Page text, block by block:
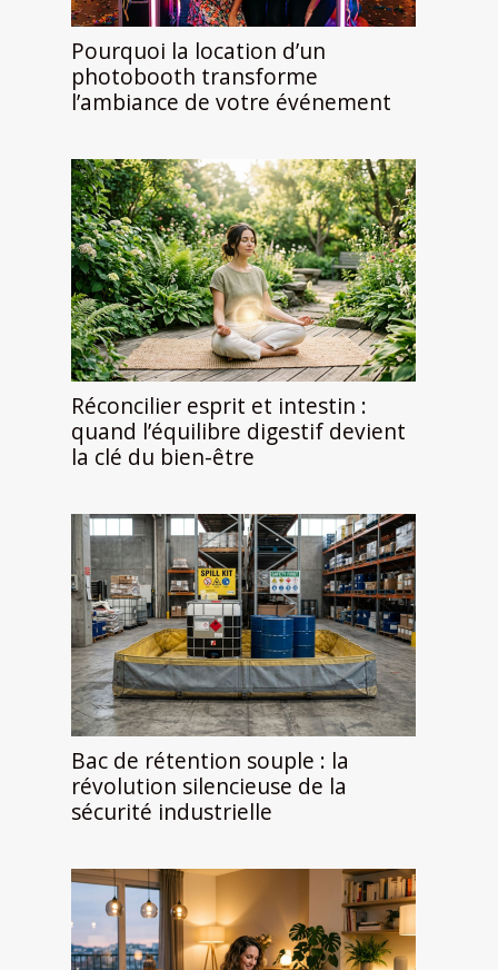
Pourquoi la location d’un
photobooth transforme
l’ambiance de votre événement
Réconcilier esprit et intestin :
quand l’équilibre digestif devient
la clé du bien-être
Bac de rétention souple : la
révolution silencieuse de la
sécurité industrielle